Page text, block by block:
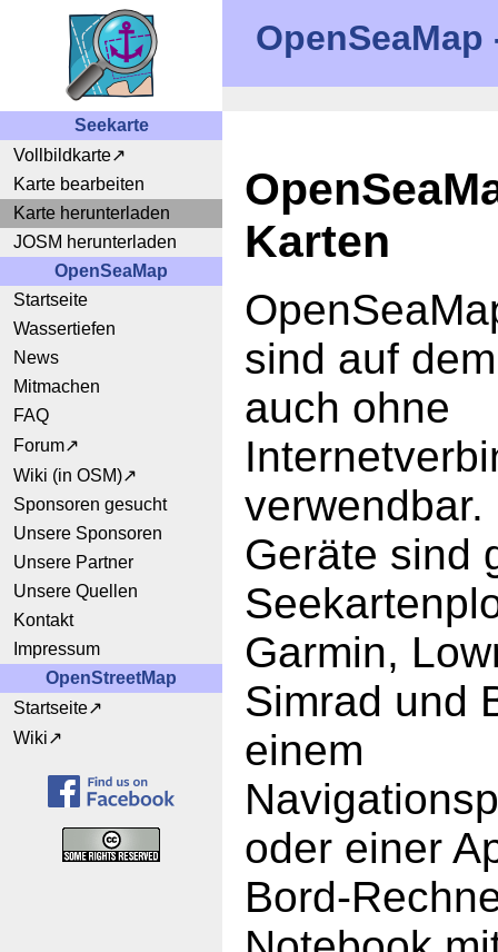
Seekarte
Vollbildkarte
Karte bearbeiten
Karte herunterladen
JOSM herunterladen
OpenSeaMap
Startseite
Wassertiefen
News
Mitmachen
FAQ
Forum
Wiki (in OSM)
Sponsoren gesucht
Unsere Sponsoren
Unsere Partner
Unsere Quellen
Kontakt
Impressum
OpenStreetMap
Startseite
Wiki
Karten
sind auf
auch ohne
Geräte sind
Garmin,
Simrad und
einem
oder einer
Bord-